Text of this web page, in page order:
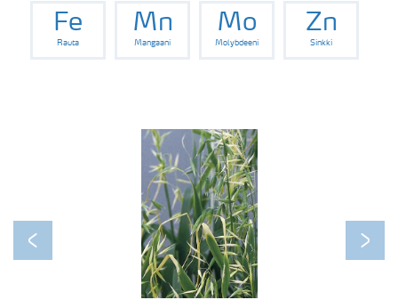
Fe
Rauta
Mn
Mangaani
Mo
Molybdeeni
Zn
Sinkki
Previous Next